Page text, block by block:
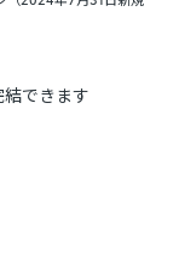
できます